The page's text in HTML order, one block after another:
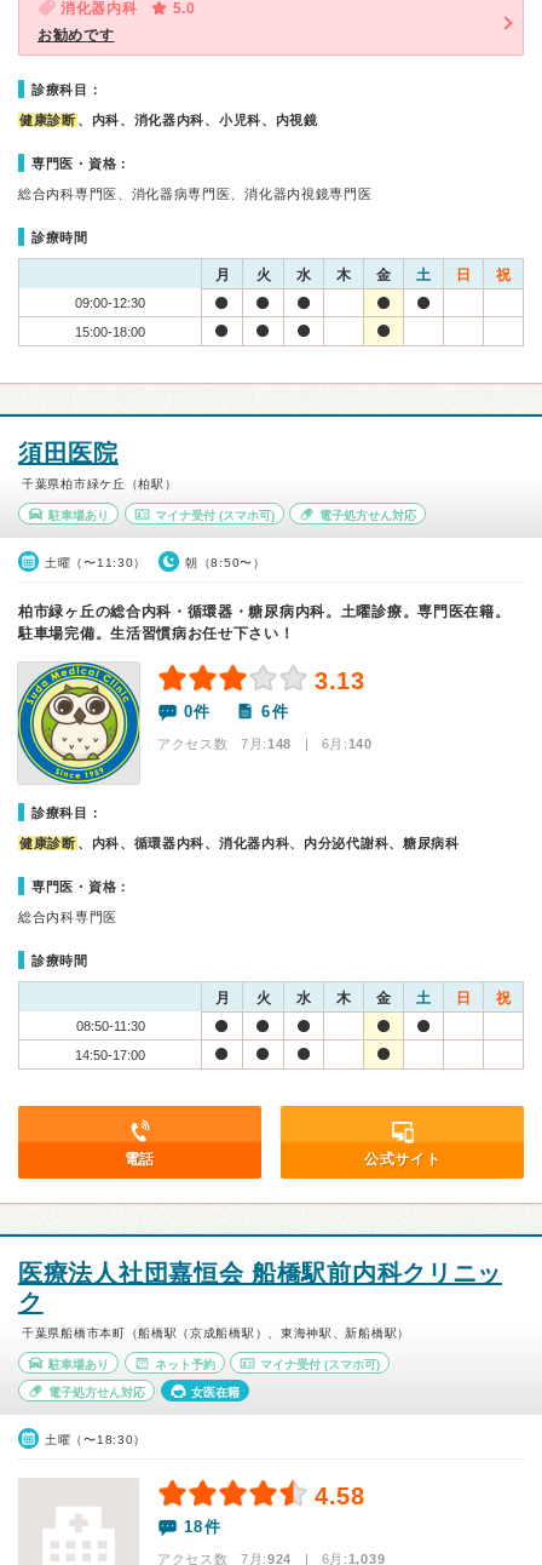
消化器内科
5.0
お勧めです
診療科目：
健康診断 、内科、消化器内科、小児科、内視鏡
専門医・資格：
総合内科専門医、消化器病専門医、消化器内視鏡専門医
診療時間
月 火 水 木 金 土 日 祝
09:00-12:30
15:00-18:00
須田医院
千葉県柏市緑ケ丘（柏駅）
駐車場あり マイナ受付(スマホ可) 電子処方せん対応
土曜（〜11:30） 朝（8:50〜）
柏市緑ヶ丘の総合内科・循環器・糖尿病内科。土曜診療。専門医在籍。
駐車場完備。生活習慣病お任せ下さい！
3.13
0件 6件
アクセス数 7月:148 | 6月:140
診療科目：
健康診断 、内科、循環器内科、消化器内科、内分泌代謝科、糖尿病科
専門医・資格：
総合内科専門医
診療時間
月 火 水 木 金 土 日 祝
08:50-11:30
14:50-17:00
電話 公式サイト
医療法人社団嘉恒会 船橋駅前内科クリニッ
ク
千葉県船橋市本町（船橋駅（京成船橋駅）、東海神駅、新船橋駅）
駐車場あり ネット予約 マイナ受付 (スマホ可)
電子処方せん対応 女医在籍
土曜（〜18:30）
4.58
18件
アクセス数 7月:924 | 6月:1,039